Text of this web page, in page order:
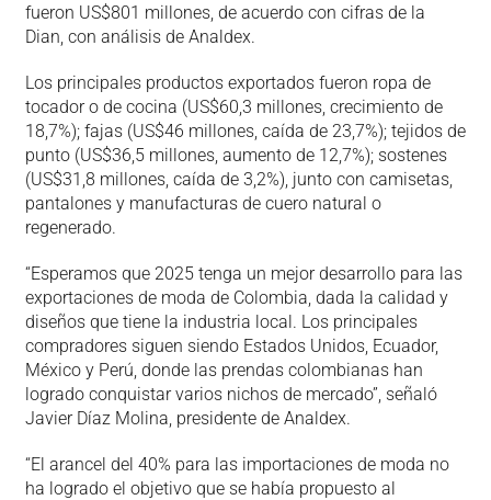
fueron US$801 millones, de acuerdo con cifras de la
Dian, con análisis de Analdex.
Los principales productos exportados fueron ropa de
tocador o de cocina (US$60,3 millones, crecimiento de
18,7%); fajas (US$46 millones, caída de 23,7%); tejidos de
punto (US$36,5 millones, aumento de 12,7%); sostenes
(US$31,8 millones, caída de 3,2%), junto con camisetas,
pantalones y manufacturas de cuero natural o
regenerado.
“Esperamos que 2025 tenga un mejor desarrollo para las
exportaciones de moda de Colombia, dada la calidad y
diseños que tiene la industria local. Los principales
compradores siguen siendo Estados Unidos, Ecuador,
México y Perú, donde las prendas colombianas han
logrado conquistar varios nichos de mercado”, señaló
Javier Díaz Molina, presidente de Analdex.
“El arancel del 40% para las importaciones de moda no
ha logrado el objetivo que se había propuesto al